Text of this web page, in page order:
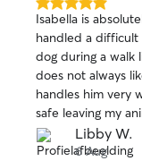
5.0
van
5
sterren
Isabella is
handled a
dog during a walk
does not always
handles him very
safe leaving my
thankful to have
person to care for
Libby W.
6 Aug